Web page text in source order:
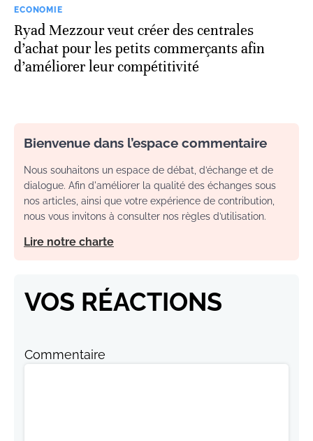
ECONOMIE
Ryad Mezzour veut créer des centrales
d’achat pour les petits commerçants afin
d’améliorer leur compétitivité
Bienvenue dans l’espace commentaire
Nous souhaitons un espace de débat, d’échange et de
dialogue. Afin d'améliorer la qualité des échanges sous
nos articles, ainsi que votre expérience de contribution,
nous vous invitons à consulter nos règles d’utilisation.
Lire notre charte
VOS RÉACTIONS
Commentaire